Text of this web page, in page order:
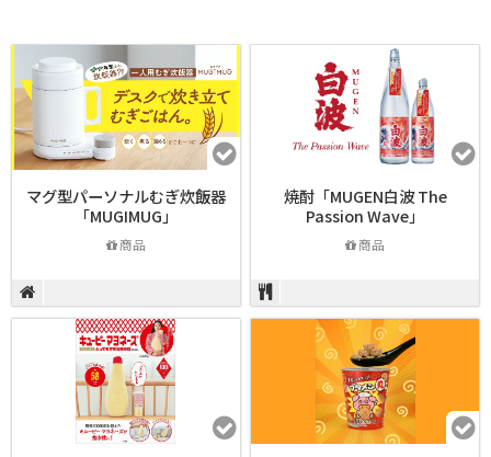
マグ型パーソナルむぎ炊飯器
「MUGIMUG」
商品
焼酎「MUGEN白波 The
Passion Wave」
商品